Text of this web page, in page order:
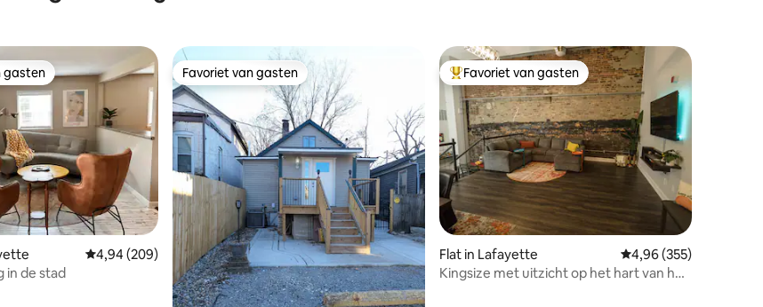
4,9 op 5, 92 recensies
gasten
gasten
Gemiddelde beoordeling van 4,94 op 5, 209 recensies
4,94 (209)
in de stad
Favoriet van gasten
Favoriet van gasten Topfavoriet van gasten
Favoriet van gasten
Flat in Lafayette Gemiddelde
4,96 (355)
Kingsize met uitzicht op het hart van het